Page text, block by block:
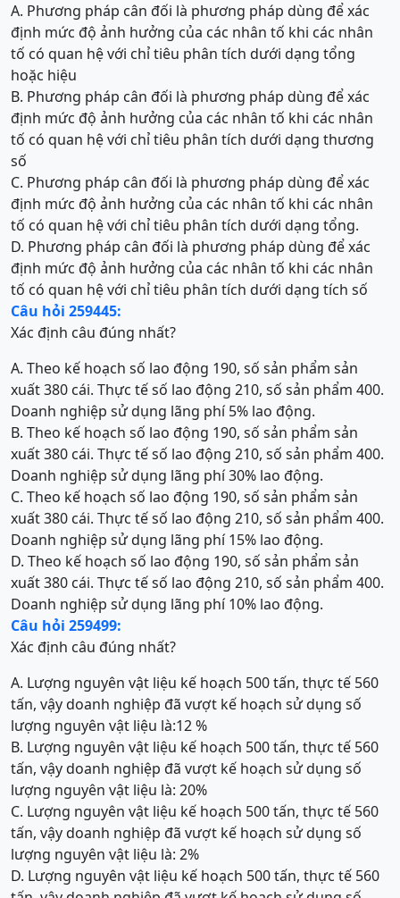
A. Phương pháp cân đối là phương pháp dùng để xác
định mức độ ảnh hưởng của các nhân tố khi các nhân
tố có quan hệ với chỉ tiêu phân tích dưới dạng tổng
hoặc hiệu
B. Phương pháp cân đối là phương pháp dùng để xác
định mức độ ảnh hưởng của các nhân tố khi các nhân
tố có quan hệ với chỉ tiêu phân tích dưới dạng thương
số
C. Phương pháp cân đối là phương pháp dùng để xác
định mức độ ảnh hưởng của các nhân tố khi các nhân
tố có quan hệ với chỉ tiêu phân tích dưới dạng tổng.
D. Phương pháp cân đối là phương pháp dùng để xác
định mức độ ảnh hưởng của các nhân tố khi các nhân
tố có quan hệ với chỉ tiêu phân tích dưới dạng tích số
Câu hỏi 259445:
Xác định câu đúng nhất?
A. Theo kế hoạch số lao động 190, số sản phẩm sản
xuất 380 cái. Thực tế số lao động 210, số sản phẩm 400.
Doanh nghiệp sử dụng lãng phí 5% lao động.
B. Theo kế hoạch số lao động 190, số sản phẩm sản
xuất 380 cái. Thực tế số lao động 210, số sản phẩm 400.
Doanh nghiệp sử dụng lãng phí 30% lao động.
C. Theo kế hoạch số lao động 190, số sản phẩm sản
xuất 380 cái. Thực tế số lao động 210, số sản phẩm 400.
Doanh nghiệp sử dụng lãng phí 15% lao động.
D. Theo kế hoạch số lao động 190, số sản phẩm sản
xuất 380 cái. Thực tế số lao động 210, số sản phẩm 400.
Doanh nghiệp sử dụng lãng phí 10% lao động.
Câu hỏi 259499:
Xác định câu đúng nhất?
A. Lượng nguyên vật liệu kế hoạch 500 tấn, thực tế 560
tấn, vậy doanh nghiệp đã vượt kế hoạch sử dụng số
lượng nguyên vật liệu là:12 %
B. Lượng nguyên vật liệu kế hoạch 500 tấn, thực tế 560
tấn, vậy doanh nghiệp đã vượt kế hoạch sử dụng số
lượng nguyên vật liệu là: 20%
C. Lượng nguyên vật liệu kế hoạch 500 tấn, thực tế 560
tấn, vậy doanh nghiệp đã vượt kế hoạch sử dụng số
lượng nguyên vật liệu là: 2%
D. Lượng nguyên vật liệu kế hoạch 500 tấn, thực tế 560